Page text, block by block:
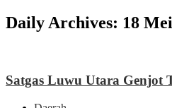
Daily Archives: 18
Satgas Luwu Utara Genjot